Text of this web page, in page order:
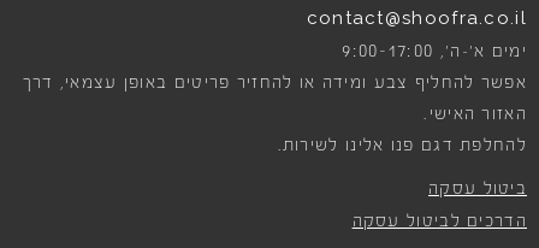
contact@shoofra.co.il
ימים א׳-ה׳, 9:00-17:00
אפשר להחליף צבע ומידה או להחזיר פריטים באופן עצמאי, דרך
האזור האישי.
להחלפת דגם פנו אלינו לשירות.
ביטול עסקה
הדרכים לביטול עסקה